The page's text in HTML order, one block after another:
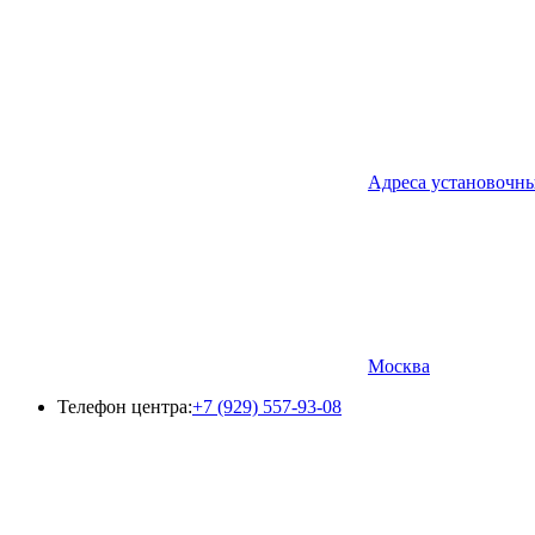
Адреса
Москва
Телефон центра:+7 (929) 557-93-08